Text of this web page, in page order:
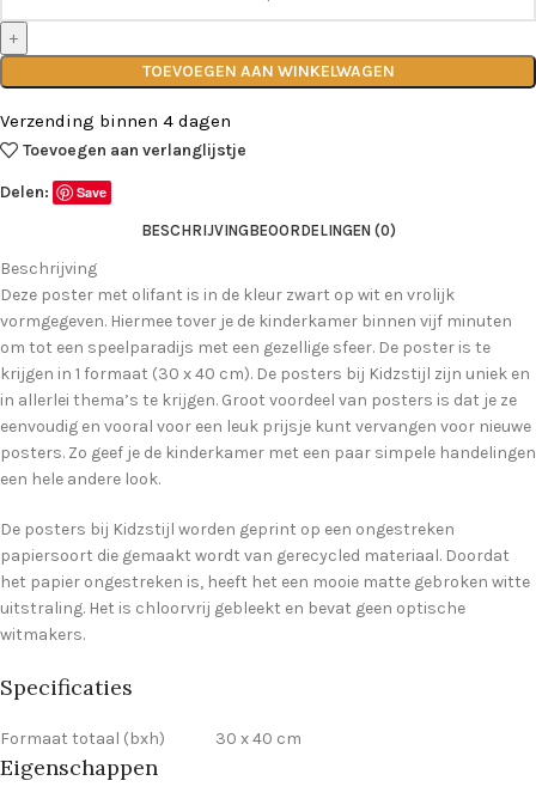
TOEVOEGEN AAN WINKELWAGEN
Verzending binnen 4 dagen
Toevoegen aan verlanglijstje
Delen: Save
BESCHRIJVINGBEOORDELINGEN (0)
Beschrijving
Deze poster met olifant is in de kleur zwart op wit en vrolijk
vormgegeven. Hiermee tover je de kinderkamer binnen vijf minuten
om tot een speelparadijs met een gezellige sfeer. De poster is te
krijgen in 1 formaat (30 x 40 cm). De posters bij Kidzstijl zijn uniek en
in allerlei thema’s te krijgen. Groot voordeel van posters is dat je ze
eenvoudig en vooral voor een leuk prijsje kunt vervangen voor nieuwe
posters. Zo geef je de kinderkamer met een paar simpele handelingen
een hele andere look.
De posters bij Kidzstijl worden geprint op een ongestreken
papiersoort die gemaakt wordt van gerecycled materiaal. Doordat
het papier ongestreken is, heeft het een mooie matte gebroken witte
uitstraling. Het is chloorvrij gebleekt en bevat geen optische
witmakers.
Specificaties
Formaat totaal (bxh) 30 x 40 cm
Eigenschappen